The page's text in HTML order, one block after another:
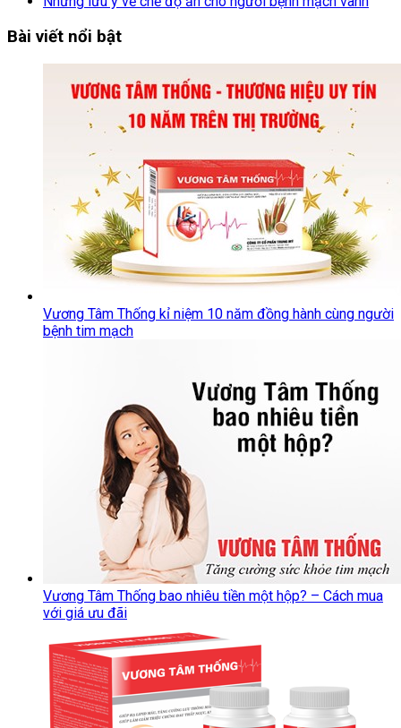
Bài viết nổi bật
Vương Tâm Thống kỉ niệm 10 năm đồng hành cùng người
bệnh tim mạch
Vương Tâm Thống bao nhiêu tiền một hộp? – Cách mua
với giá ưu đãi